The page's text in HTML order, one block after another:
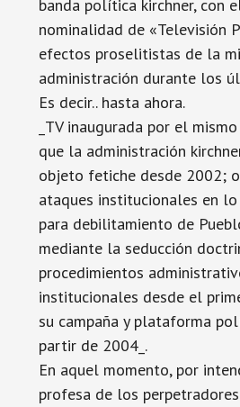
banda política kirchner, con
nominalidad de «Televisión
efectos proselitistas de la
administración durante los
Es decir.. hasta ahora.
_TV inaugurada por el
que la administración
objeto fetiche desde 2002;
ataques institucionales en
para debilitamiento de
mediante la seducción
procedimientos
institucionales desde el
su campaña y plataforma
partir de 2004_.
En aquel momento, por
profesa de los